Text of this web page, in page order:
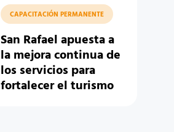
CAPACITACIÓN PERMANENTE
San Rafael apuesta a
la mejora continua de
los servicios para
fortalecer el turismo